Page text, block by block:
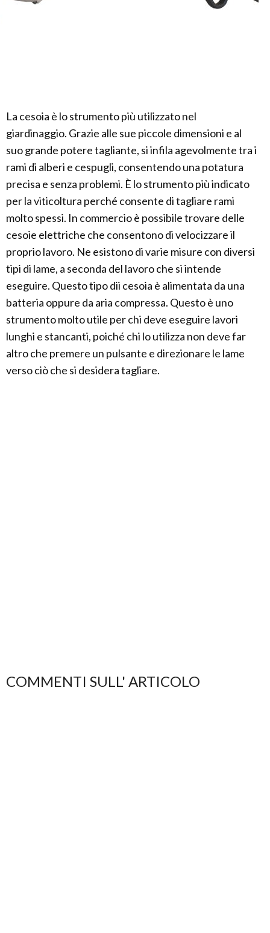
La cesoia è lo strumento più utilizzato nel
giardinaggio. Grazie alle sue piccole dimensioni e al
suo grande potere tagliante, si infila agevolmente tra i
rami di alberi e cespugli, consentendo una potatura
precisa e senza problemi. È lo strumento più indicato
per la viticoltura perché consente di tagliare rami
molto spessi. In commercio è possibile trovare delle
cesoie elettriche che consentono di velocizzare il
proprio lavoro. Ne esistono di varie misure con diversi
tipi di lame, a seconda del lavoro che si intende
eseguire. Questo tipo dii cesoia è alimentata da una
batteria oppure da aria compressa. Questo è uno
strumento molto utile per chi deve eseguire lavori
lunghi e stancanti, poiché chi lo utilizza non deve far
altro che premere un pulsante e direzionare le lame
verso ciò che si desidera tagliare.
COMMENTI SULL' ARTICOLO